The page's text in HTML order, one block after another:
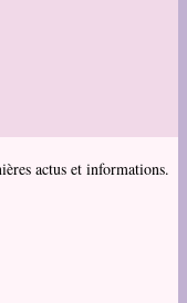
actus et informations.